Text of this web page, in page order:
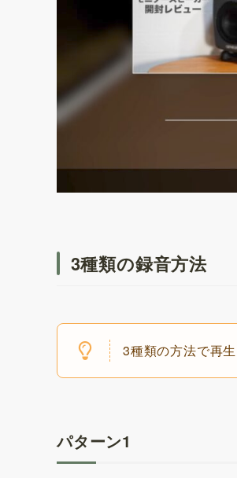
3種類の録音方法
3種類の方法で再
パターン1